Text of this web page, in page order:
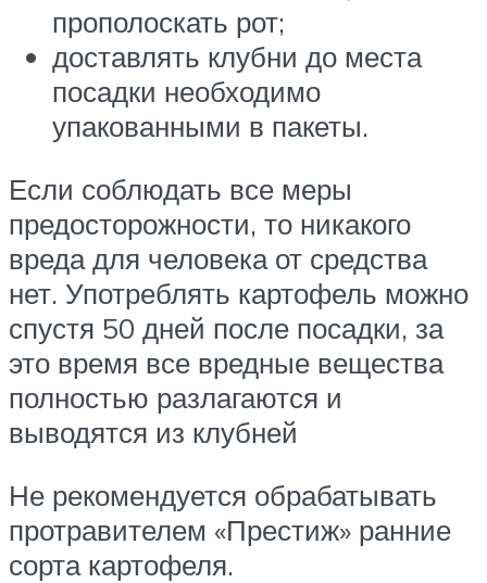
прополоскать рот;
доставлять клубни до места
посадки необходимо
упакованными в пакеты.
Если соблюдать все меры
предосторожности, то никакого
вреда для человека от средства
нет. Употреблять картофель можно
спустя 50 дней после посадки, за
это время все вредные вещества
полностью разлагаются и
выводятся из клубней
Не рекомендуется обрабатывать
протравителем «Престиж» ранние
сорта картофеля.